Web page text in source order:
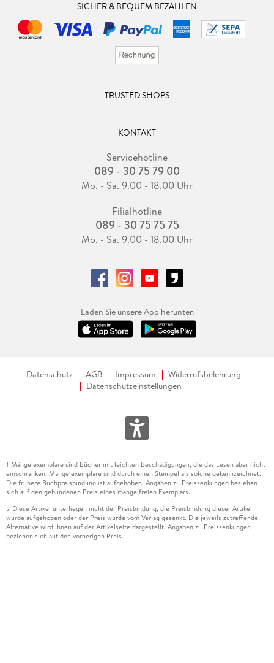
SICHER & BEQUEM BEZAHLEN
TRUSTED SHOPS
KONTAKT
Servicehotline
089 - 30 75 79 00
Mo. - Sa. 9.00 - 18.00 Uhr
Filialhotline
089 - 30 75 75 75
Mo. - Sa. 9.00 - 18.00 Uhr
Laden Sie unsere App herunter.
Datenschutz AGB Impressum
Widerrufsbelehrung
Datenschutzeinstellungen
1 Mängelexemplare sind Bücher mit leichten Beschädigungen, die das Lesen aber nicht
einschränken. Mängelexemplare sind durch einen Stempel als solche gekennzeichnet.
Die frühere Buchpreisbindung ist aufgehoben. Angaben zu Preissenkungen beziehen
sich auf den gebundenen Preis eines mangelfreien Exemplars.
2 Diese Artikel unterliegen nicht der Preisbindung, die Preisbindung dieser Artikel
wurde aufgehoben oder der Preis wurde vom Verlag gesenkt. Die jeweils zutreffende
Alternative wird Ihnen auf der Artikelseite dargestellt. Angaben zu Preissenkungen
beziehen sich auf den vorherigen Preis.